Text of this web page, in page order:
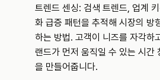
트렌드 센싱: 검색 트렌드, 업계
화 급증 패턴을 추적해 시장의 방
하는 방법. 고객이 니즈를 자각하
랜드가 먼저 움직일 수 있는 시
을 만들어줍니다.